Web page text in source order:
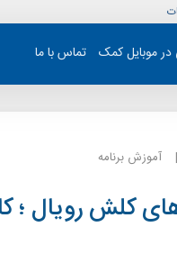
در موبایل کمک تماس با ما
آموزش برنامه